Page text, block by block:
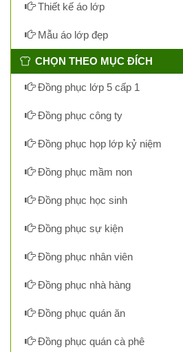
Thiết kế áo lớp
Mẫu áo lớp đẹp
CHỌN THEO MỤC ĐÍCH
Đồng phục lớp 5 cấp 1
Đồng phục công ty
Đồng phục họp lớp kỷ niệm
Đồng phục mầm non
Đồng phục học sinh
Đồng phục sự kiện
Đồng phục nhân viên
Đồng phục nhà hàng
Đồng phục quán ăn
Đồng phục quán cà phê